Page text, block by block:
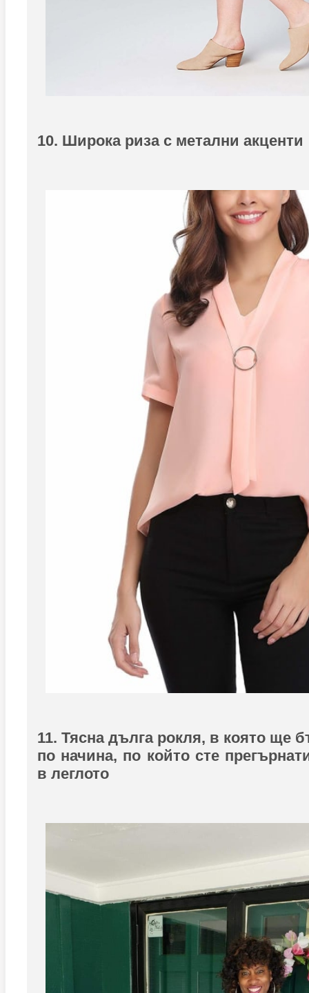
10. Широка риза с метални акценти
11. Тясна дълга рокля, в която ще
по начина, по който сте
в леглото